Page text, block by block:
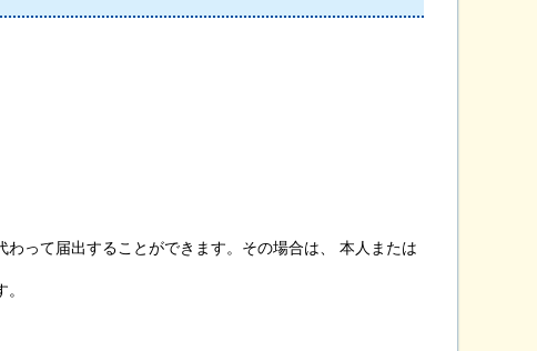
って届出することができます。その場合は、 本人または